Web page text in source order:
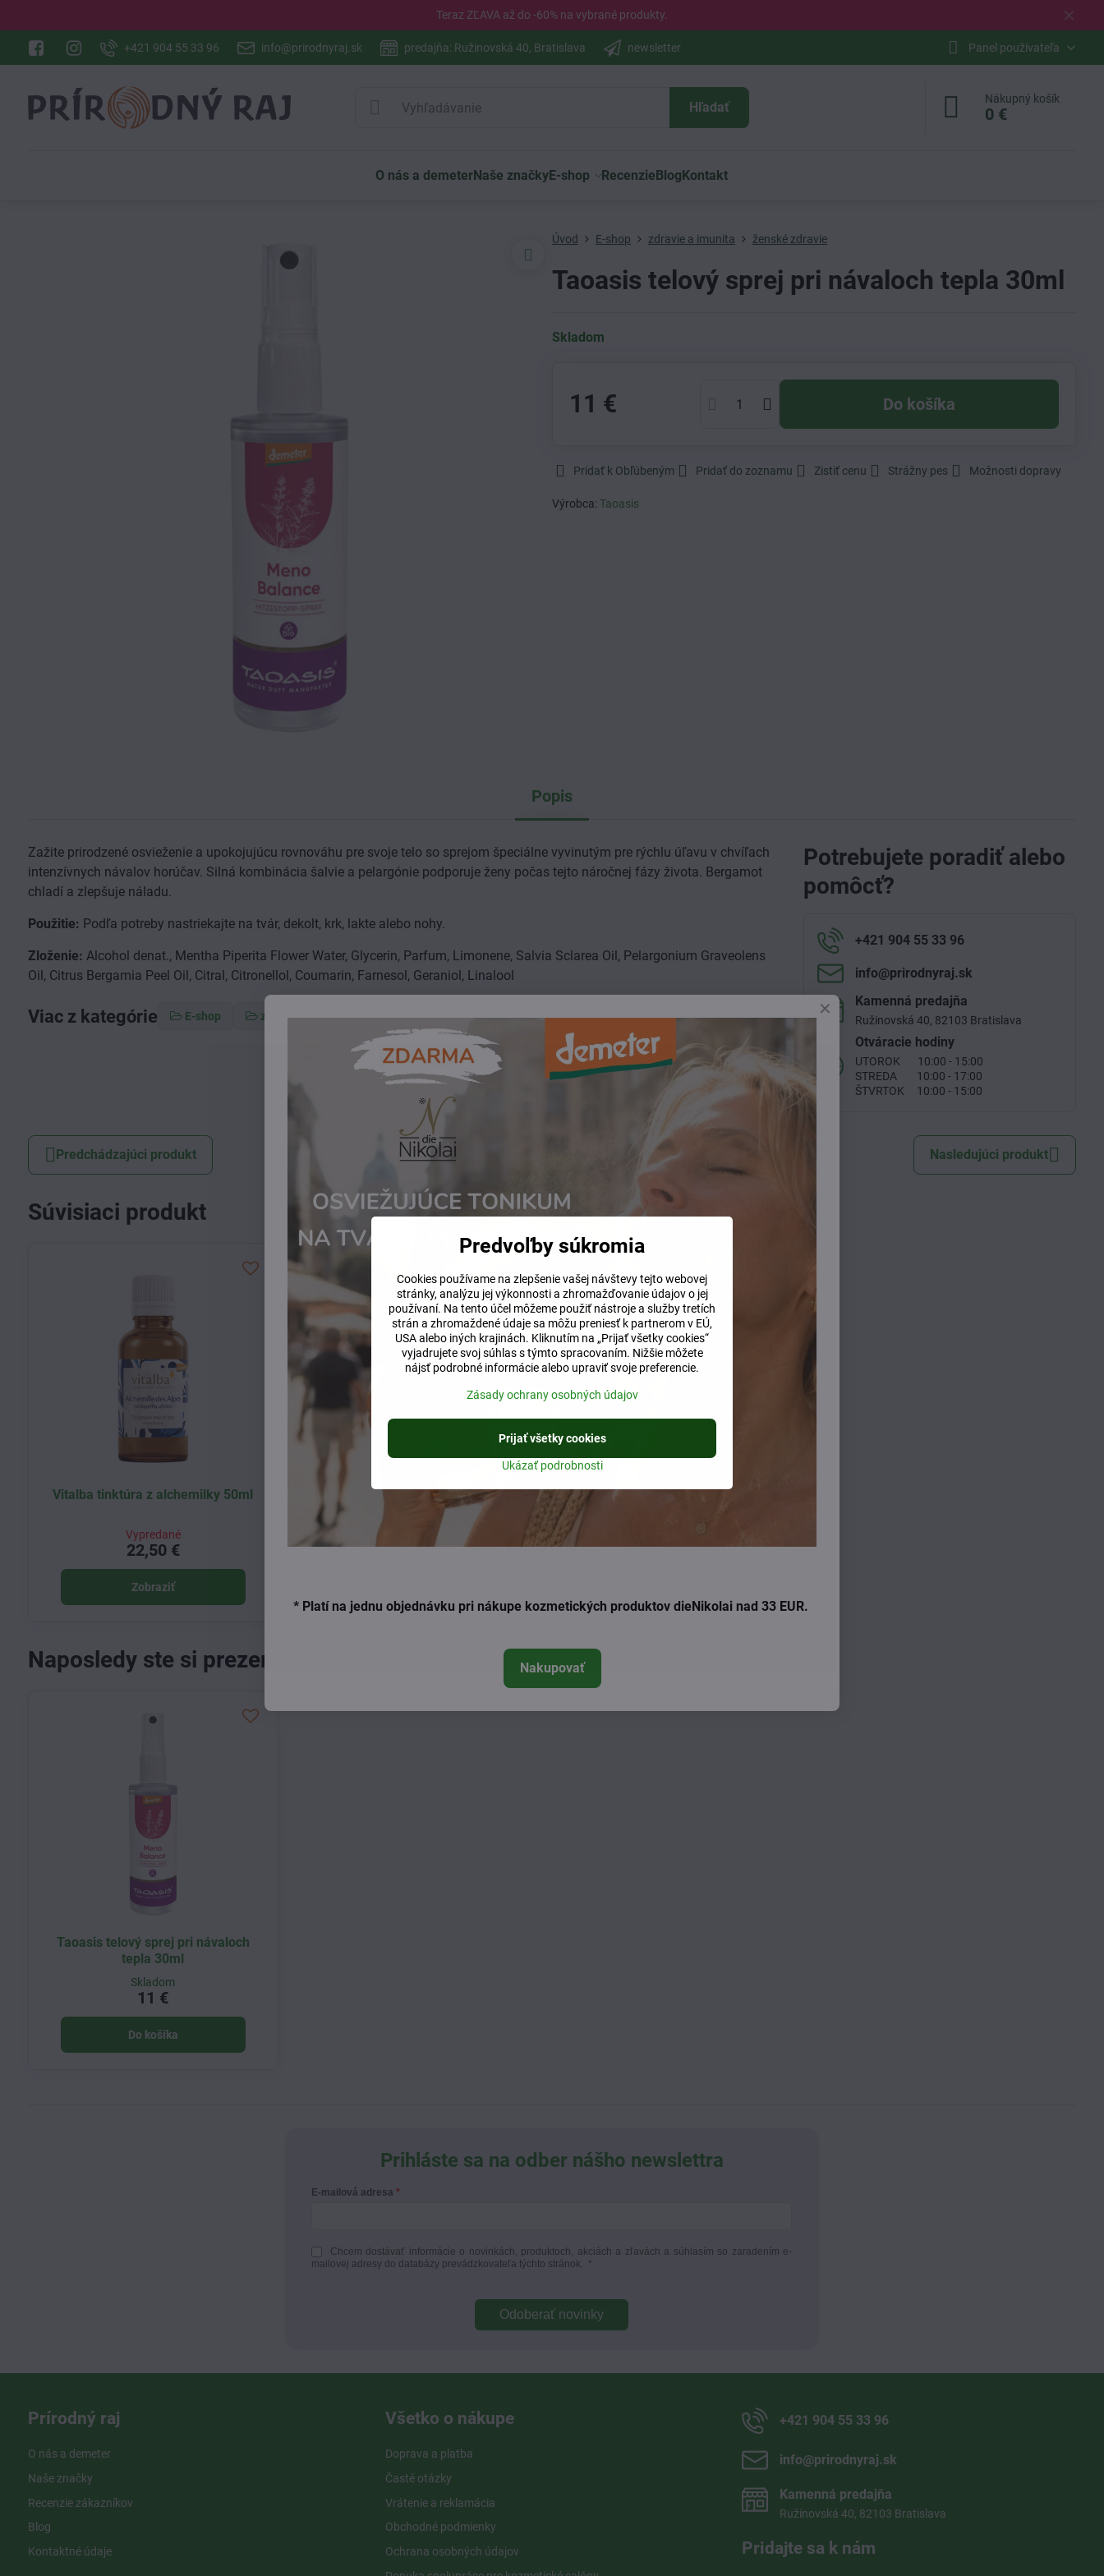
✕
Teraz ZĽAVA až do -60% na vybrané produkty.
+421 904 55 33 96 info@prirodnyraj.sk predajňa: Ružinovská 40, Bratislava newsletter Panel používateľa
Hľadať
Nákupný košík
0 €
O nás a demeterNaše značkyE-shop RecenzieBlogKontakt
Úvod E-shop zdravie a imunita ženské zdravie
Taoasis telový sprej pri návaloch tepla 30ml
Skladom
11 € Do košíka
Pridať k Obľúbeným Pridať do zoznamu Zistiť cenu Strážny pes Možnosti dopravy
Výrobca: Taoasis
Popis
Zažite prirodzené osvieženie a upokojujúcu rovnováhu pre svoje telo so sprejom špeciálne vyvinutým pre rýchlu úľavu v chvíľach
intenzívnych návalov horúčav. Silná kombinácia šalvie a pelargónie podporuje ženy počas tejto náročnej fázy života. Bergamot
chladí a zlepšuje náladu.
Použitie: Podľa potreby nastriekajte na tvár, dekolt, krk, lakte alebo nohy.
Zloženie: Alcohol denat., Mentha Piperita Flower Water, Glycerin, Parfum, Limonene, Salvia Sclarea Oil, Pelargonium Graveolens
Oil, Citrus Bergamia Peel Oil, Citral, Citronellol, Coumarin, Farnesol, Geraniol, Linalool
Viac z kategórie E-shop zdravie a imunita aromaterapia a esenciálne oleje ženské zdravie
Potrebujete poradiť alebo
pomôcť?
+421 904 55 33 96
info​@prirodnyraj​.sk
Kamenná predajňa
Ružinovská 40, 82103 Bratislava
Otváracie hodiny
UTOROK 10:00 - 15:00
STREDA 10:00 - 17:00
ŠTVRTOK 10:00 - 15:00
Predchádzajúci produkt Nasledujúci produkt
Súvisiaci produkt
Vitalba tinktúra z alchemilky 50ml
Vypredané
22,50 €
Zobraziť
Panacaia elixíry na ženský cyklus 2
Vypredané
46 €
Vitalba tinktúra z púčikov maliny
22,50 €
Naposledy ste si prezerali
Taoasis telový sprej pri návaloch
tepla 30ml
Skladom
11 €
Do košíka
Prihláste sa na odber nášho newslettra
E-mailová adresa
Chcem dostávať informácie o novinkách, produktoch, akciách a zľavách a súhlasím so zaradením e-
mailovej adresy do databázy prevádzkovateľa týchto stránok.
*
Odoberať novinky
Prírodný raj
O nás a demeter
Naše značky
Recenzie zákazníkov
Blog
Kontaktné údaje
Všetko o nákupe
Doprava a platba
Časté otázky
Vrátenie a reklamácia
Obchodné podmienky
Ochrana osobných údajov
+421 904 55 33 96
info​@prirodnyraj​.sk
Kamenná predajňa
Ružinovská 40, 82103 Bratislava
Pridajte sa k nám
Predvoľby súkromia
Cookies používame na zlepšenie vašej návštevy tejto webovej
stránky, analýzu jej výkonnosti a zhromažďovanie údajov o jej
používaní. Na tento účel môžeme použiť nástroje a služby tretích
strán a zhromaždené údaje sa môžu preniesť k partnerom v EÚ,
USA alebo iných krajinách. Kliknutím na „Prijať všetky cookies“
vyjadrujete svoj súhlas s týmto spracovaním. Nižšie môžete
nájsť podrobné informácie alebo upraviť svoje preferencie.
Zásady ochrany osobných údajov
Ukázať podrobnosti
Prijať všetky cookies
* Platí na jednu objednávku pri nákupe kozmetických produktov dieNikolai nad 33 EUR.
Nakupovať